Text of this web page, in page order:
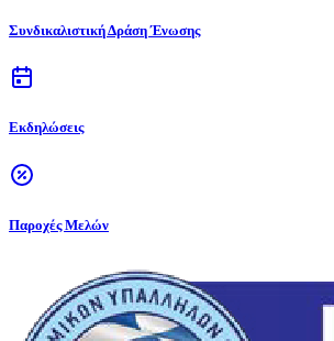
Συνδικαλιστική Δράση Ένωσης
Εκδηλώσεις
Παροχές Μελών